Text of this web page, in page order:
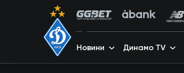
Новини Динамо TV